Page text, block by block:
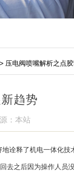
> 压电阀喷嘴解析之点
趋势
：本站
诠释了机电一体化技
去之后因为操作人员